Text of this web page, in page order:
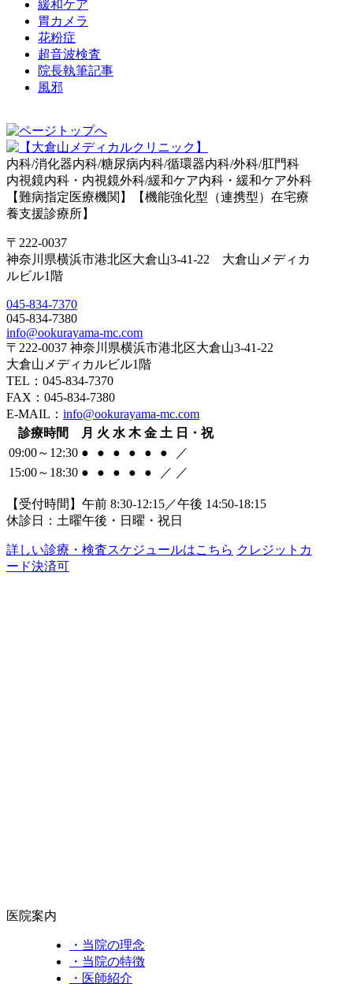
緩和ケア
胃カメラ
花粉症
超音波検査
院長執筆記事
風邪
内科/消化器内科/糖尿病内科/循環器内科/外科/肛門科
内視鏡内科・内視鏡外科/緩和ケア内科・緩和ケア外科
【難病指定医療機関】【機能強化型（連携型）在宅療
養支援診療所】
〒222-0037
神奈川県横浜市港北区大倉山3-41-22 大倉山メディカ
ルビル1階
045-834-7370
045-834-7380
info@ookurayama-mc.com
〒222-0037 神奈川県横浜市港北区大倉山3-41-22
大倉山メディカルビル1階
TEL：045-834-7370
FAX：045-834-7380
E-MAIL： info@ookurayama-mc.com
診療時間
月 火 水 木 金 土 日・祝
09:00～12:30 ● ● ● ● ● ●
／
15:00～18:30 ● ● ● ● ● ／ ／
【受付時間】午前 8:30-12:15／午後 14:50-18:15
休診日：土曜午後・日曜・祝日
詳しい診療・検査スケジュールはこちら クレジットカ
ード決済可
医院案内
・当院の理念
・当院の特徴
・医師紹介